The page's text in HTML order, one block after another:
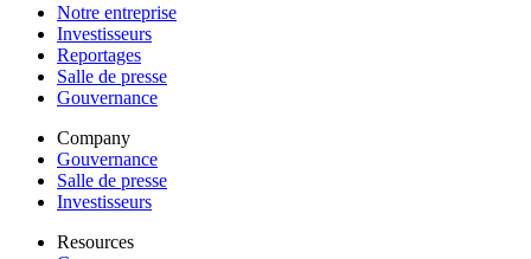
Notre entreprise
Investisseurs
Reportages
Salle de presse
Gouvernance
Company
Gouvernance
Salle de presse
Investisseurs
Resources